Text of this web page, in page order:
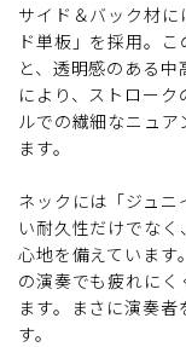
サイド＆バック材に
ド単板」を採用。
と、透明感のある
により、ストロー
ルでの繊細なニュ
ます。
ネックには「ジュ
い耐久性だけでな
心地を備えています
の演奏でも疲れに
ます。まさに演奏
す。